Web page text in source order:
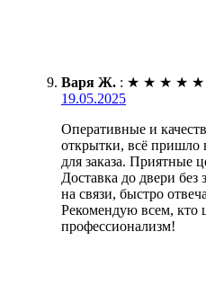
Варя Ж. : ★ ★ ★ ★ ★
19.05.2025
Оперативные и
открытки, всё пришло
для заказа. Приятные
Доставка до двери без
на связи, быстро
Рекомендую всем, кто
профессионализм!